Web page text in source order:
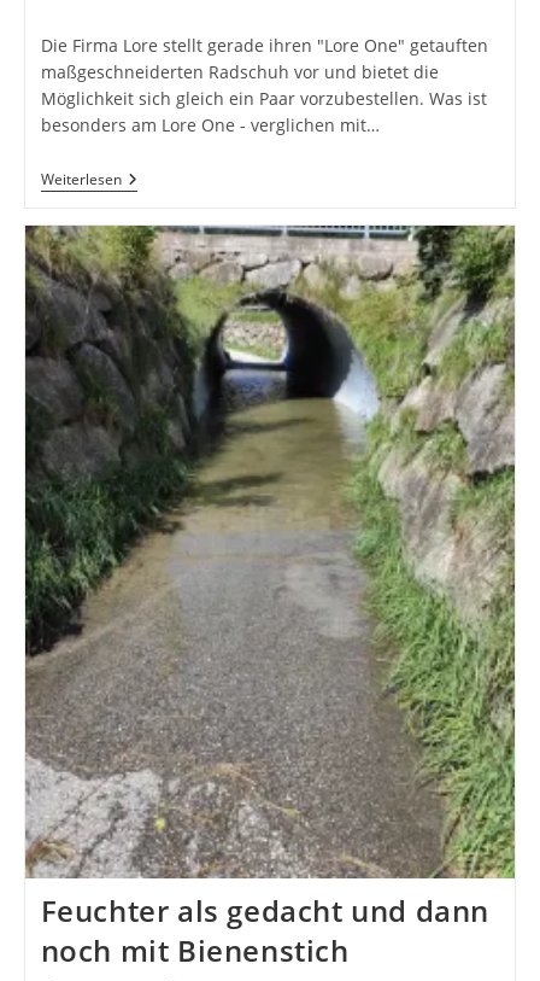
Die Firma Lore stellt gerade ihren "Lore One" getauften
maßgeschneiderten Radschuh vor und bietet die
Möglichkeit sich gleich ein Paar vorzubestellen. Was ist
besonders am Lore One - verglichen mit…
WeiterlesenLore
One
Der
Maßgefertigte
Radschuh
Feuchter als gedacht und dann
noch mit Bienenstich